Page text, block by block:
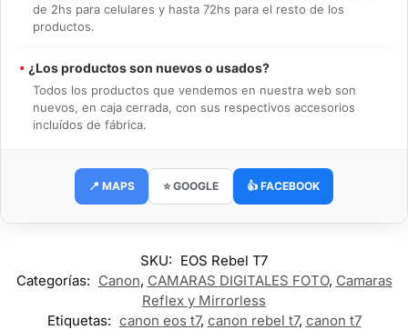
de 2hs para celulares y hasta 72hs para el resto de los
productos.
• ¿Los productos son nuevos o usados?
Todos los productos que vendemos en nuestra web son
nuevos, en caja cerrada, con sus respectivos accesorios
incluídos de fábrica.
📍 MAPS ⭐ GOOGLE 👍 FACEBOOK
SKU: EOS Rebel T7
Categorías: Canon, CAMARAS DIGITALES FOTO, Camaras
Reflex y Mirrorless
Etiquetas: canon eos t7, canon rebel t7, canon t7